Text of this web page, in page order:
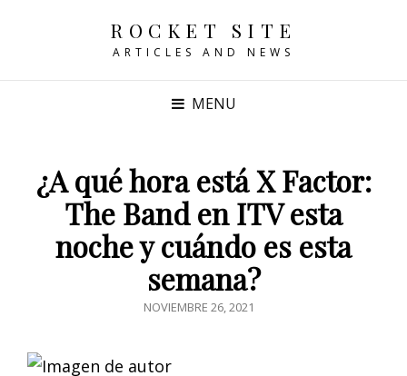
ROCKET SITE
ARTICLES AND NEWS
MENU
¿A qué hora está X Factor:
The Band en ITV esta
noche y cuándo es esta
semana?
POSTED
NOVIEMBRE 26, 2021